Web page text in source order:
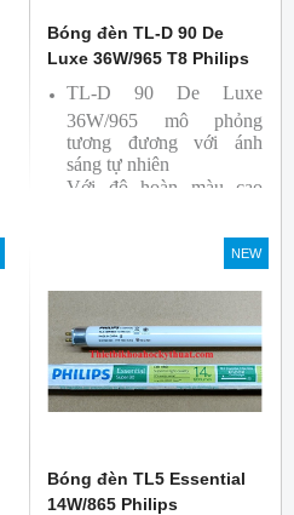
Bóng đèn TL-D 90 De
Luxe 36W/965 T8 Philips
TL-D 90 De Luxe
36W/965 mô phỏng
tương đương với ánh
sáng tự nhiên
Với độ hoàn màu cao
Sản phẩm được sản xuất
NEW
Bóng đèn TL5 Essential
14W/865 Philips